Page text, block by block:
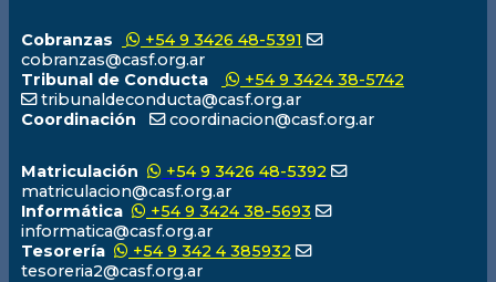
Cobranzas
+54 9 3426 48-5391
cobranzas@casf.org.ar
Tribunal de Conducta
+54 9 3424 38-5742
tribunaldeconducta@casf.org.ar
Coordinación
coordinacion@casf.org.ar
Matriculación
+54 9 3426 48-5392
matriculacion@casf.org.ar
Informática
+54 9 3424 38-5693
informatica@casf.org.ar
Tesorería
+54 9 342 4 385932
tesoreria2@casf.org.ar